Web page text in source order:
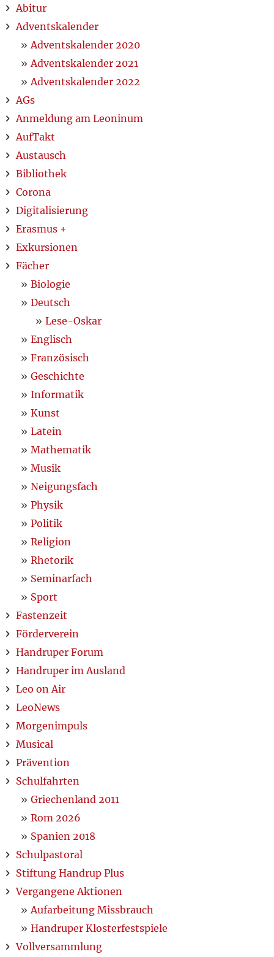
Abitur
Adventskalender
Adventskalender 2020
Adventskalender 2021
Adventskalender 2022
AGs
Anmeldung am Leoninum
AufTakt
Austausch
Bibliothek
Corona
Digitalisierung
Erasmus +
Exkursionen
Fächer
Biologie
Deutsch
Lese-Oskar
Englisch
Französisch
Geschichte
Informatik
Kunst
Latein
Mathematik
Musik
Neigungsfach
Physik
Politik
Religion
Rhetorik
Seminarfach
Sport
Fastenzeit
Förderverein
Handruper Forum
Handruper im Ausland
Leo on Air
LeoNews
Morgenimpuls
Musical
Prävention
Schulfahrten
Griechenland 2011
Rom 2026
Spanien 2018
Schulpastoral
Stiftung Handrup Plus
Vergangene Aktionen
Aufarbeitung Missbrauch
Handruper Klosterfestspiele
Vollversammlung